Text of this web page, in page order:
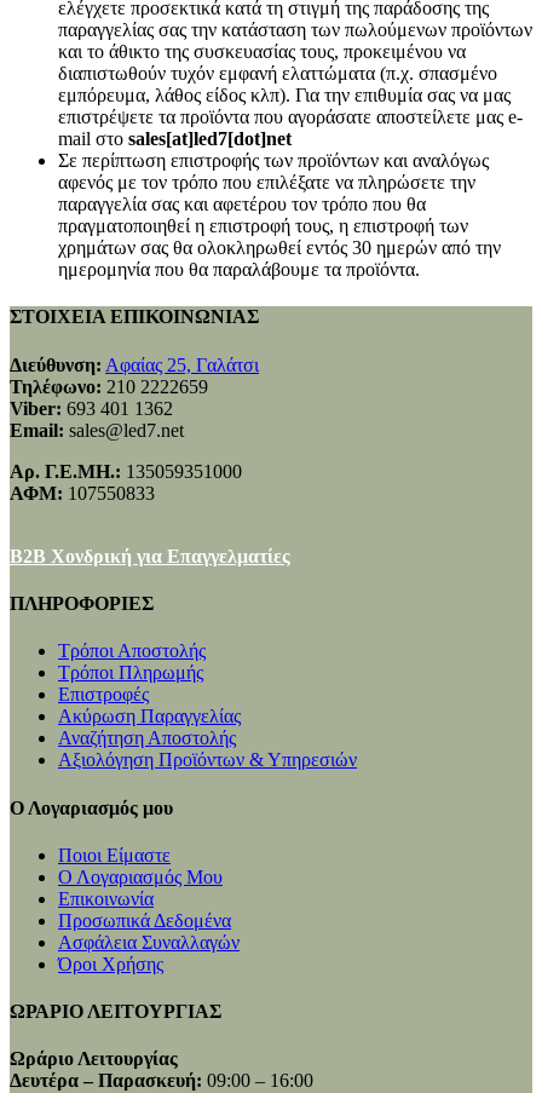
ελέγχετε προσεκτικά κατά τη στιγμή της παράδοσης της
παραγγελίας σας την κατάσταση των πωλούμενων προϊόντων
και το άθικτο της συσκευασίας τους, προκειμένου να
διαπιστωθούν τυχόν εμφανή ελαττώματα (π.χ. σπασμένο
εμπόρευμα, λάθος είδος κλπ). Για την επιθυμία σας να μας
επιστρέψετε τα προϊόντα που αγοράσατε αποστείλετε μας e-
mail στο sales[at]led7[dot]net
Σε περίπτωση επιστροφής των προϊόντων και αναλόγως
αφενός με τον τρόπο που επιλέξατε να πληρώσετε την
παραγγελία σας και αφετέρου τον τρόπο που θα
πραγματοποιηθεί η επιστροφή τους, η επιστροφή των
χρημάτων σας θα ολοκληρωθεί εντός 30 ημερών από την
ημερομηνία που θα παραλάβουμε τα προϊόντα.
ΣΤΟΙΧΕΙΑ ΕΠΙΚΟΙΝΩΝΙΑΣ
Διεύθυνση: Αφαίας 25, Γαλάτσι
Τηλέφωνο: 210 2222659
Viber: 693 401 1362
Email: sales@led7.net
Αρ. Γ.Ε.ΜΗ.: 135059351000
ΑΦΜ: 107550833
B2B Χονδρική για Επαγγελματίες
ΠΛΗΡΟΦΟΡΙΕΣ
Τρόποι Αποστολής
Τρόποι Πληρωμής
Επιστροφές
Ακύρωση Παραγγελίας
Αναζήτηση Αποστολής
Αξιολόγηση Προϊόντων & Υπηρεσιών
Ο Λογαριασμός μου
Ποιοι Είμαστε
Ο Λογαριασμός Μου
Επικοινωνία
Προσωπικά Δεδομένα
Ασφάλεια Συναλλαγών
Όροι Χρήσης
ΩΡΑΡΙΟ ΛΕΙΤΟΥΡΓΙΑΣ
Ωράριο Λειτουργίας
Δευτέρα – Παρασκευή: 09:00 – 16:00